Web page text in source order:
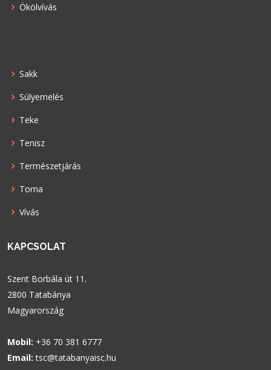
Ökölvívás
Sakk
Súlyemelés
Teke
Tenisz
Természetjárás
Torna
Vívás
KAPCSOLAT
Szent Borbála út 11.
2800 Tatabánya
Magyarország
Mobil: +36 70 381 6777
Email: tsc@tatabanyaisc.hu